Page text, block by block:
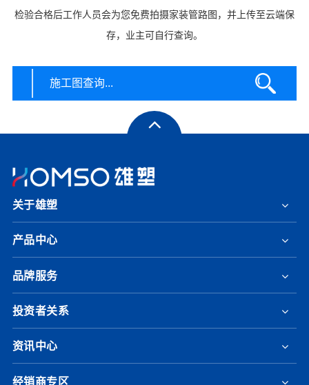
检验合格后工作人员会为您免费拍摄家装管路图，并上传至云端保
存，业主可自行查询。
关于雄塑
产品中心
品牌服务
投资者关系
资讯中心
经销商专区